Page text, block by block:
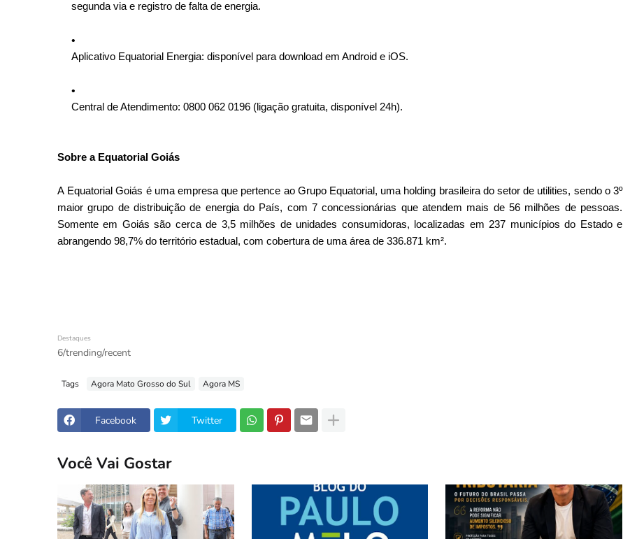
segunda via e registro de falta de energia.
Aplicativo Equatorial Energia: disponível para download em Android e iOS.
Central de Atendimento: 0800 062 0196 (ligação gratuita, disponível 24h).
Sobre a Equatorial Goiás
A Equatorial Goiás é uma empresa que pertence ao Grupo Equatorial, uma holding brasileira do setor de utilities, sendo o 3º
maior grupo de distribuição de energia do País, com 7 concessionárias que atendem mais de 56 milhões de pessoas.
Somente em Goiás são cerca de 3,5 milhões de unidades consumidoras, localizadas em 237 municípios do Estado e
abrangendo 98,7% do território estadual, com cobertura de uma área de 336.871 km².
Destaques
6/trending/recent
Tags Agora Mato Grosso do Sul Agora MS
Facebook Twitter
Você Vai Gostar